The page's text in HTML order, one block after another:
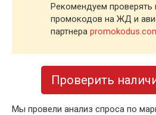
Рекомендуем проверять
промокодов на ЖД и
партнера
Проверить
Мы провели анализ спроса по